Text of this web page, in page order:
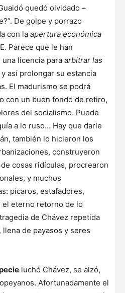
quedó olvidado –
De golpe y porrazo
con la apertura económica
Parece que le han
licencia para arbitrar las
y así prolongar su estancia
El madurismo se podrá
con un buen fondo de retiro,
del socialismo. Puede
a lo ruso… Hay que darle
también lo hicieron los
construyeron
cosas ridículas, procrearon
y muchos
pícaros, estafadores,
el eterno retorno de lo
de Chávez repetida
de payasos y seres
luchó Chávez, se alzó,
Afortunadamente el